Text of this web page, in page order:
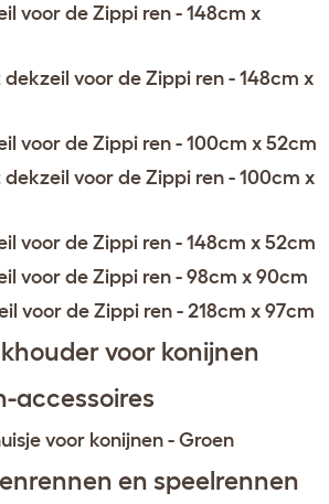
voor de Zippi ren - 148cm x
voor de Zippi ren - 148cm x
voor de Zippi ren - 100cm x 52cm
voor de Zippi ren - 100cm x
voor de Zippi ren - 148cm x 52cm
voor de Zippi ren - 98cm x 90cm
voor de Zippi ren - 218cm x 97cm
voor konijnen
accessoires
voor konijnen - Groen
en speelrennen